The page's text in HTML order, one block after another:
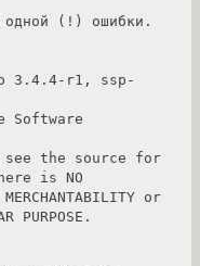
одной (!) ошибки.
3.4.4-r1, ssp-
Software
the source for
is NO
or
PURPOSE.